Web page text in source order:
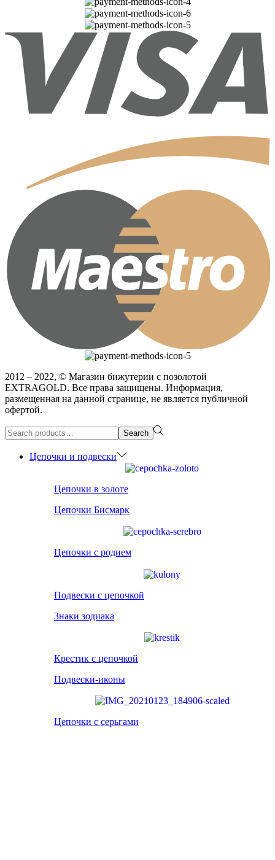
2012 – 2022, © Магазин бижутерии с позолотой
EXTRAGOLD. Все права защищены. Информация,
размещенная на данной странице, не является публичной
офертой.
Search
for:>
Search
Цепочки и подвески
Цепочки в золоте
Цепочки Бисмарк
Цепочки с родием
Подвески с цепочкой
Знаки зодиака
Крестик с цепочкой
Подвески-иконы
Цепочки с серьгами